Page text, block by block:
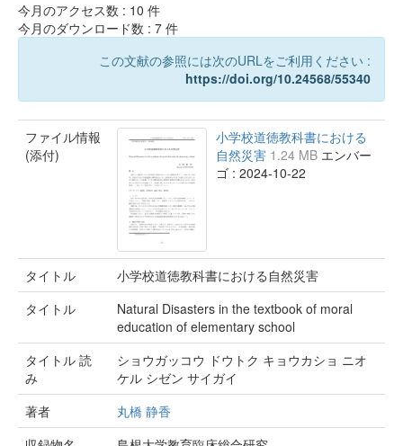
今月のアクセス数 : 10 件
今月のダウンロード数 : 7 件
この文献の参照には次のURLをご利用ください :
https://doi.org/10.24568/55340
ファイル情報
(添付)
小学校道徳教科書における
自然災害 1.24 MB エンバー
ゴ : 2024-10-22
タイトル
小学校道徳教科書における自然災害
タイトル
Natural Disasters in the textbook of moral
education of elementary school
タイトル 読
み
ショウガッコウ ドウトク キョウカショ ニオ
ケル シゼン サイガイ
著者
丸橋 静香